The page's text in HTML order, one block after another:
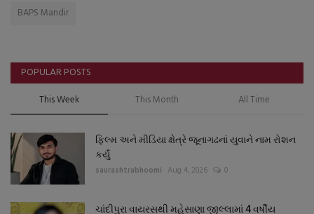
BAPS Mandir
POPULAR POSTS
This Week This Month All Time
ફિલ્મ અને મીડિયા ક્ષેત્રે જૂનાગઢનાં યુવાને નામ રોશન
કર્યું
saurashtrabhoomi Aug 4, 2026 0
ચાંદીપુરા વાયરસથી મહેસાણા જીલ્લામાં 4 વર્ષીય